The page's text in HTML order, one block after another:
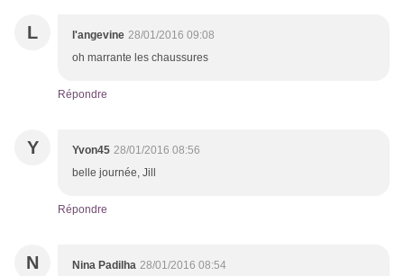
L l'angevine 28/01/2016 09:08
oh marrante les chaussures
Répondre
Y Yvon45 28/01/2016 08:56
belle journée, Jill
Répondre
N Nina Padilha 28/01/2016 08:54